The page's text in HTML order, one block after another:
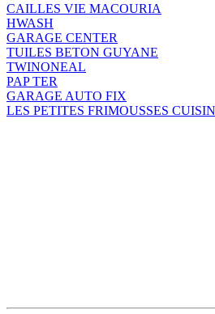
CAILLES VIE MACOURIA
HWASH
GARAGE CENTER
TUILES BETON GUYANE
TWINONEAL
PAP TER
GARAGE AUTO FIX
LES PETITES FRIMOUSSES